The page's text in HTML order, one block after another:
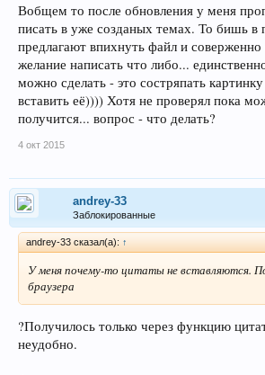
Вобщем то после обновления у меня
писать в уже созданых темах. То бишь в
предлагают впихнуть файл и
желание написать что либо...
можно сделать - это состряпать
вставить её)))) Хотя не проверял пока
получится... вопрос - что делать?
4 окт 2015
andrey-33
Заблокированные
andrey-33 сказал(а): ↑
У меня почему-то цитаты не вставляются.
браузера
?Получилось только через функцию
неудобно.